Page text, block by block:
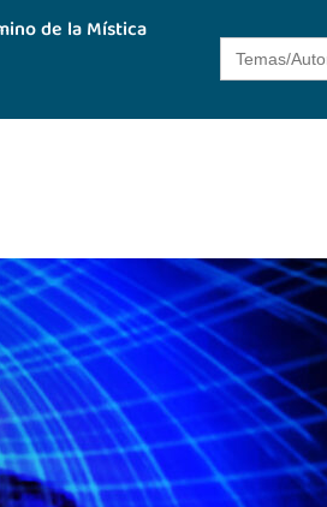
de la Mística